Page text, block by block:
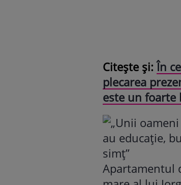
Citește și:În
plecarea
este un foarte